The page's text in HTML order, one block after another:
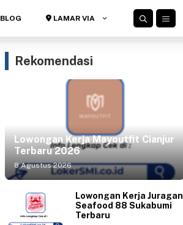
BLOG LAMAR VIA
Rekomendasi
Lowongan Kerja Mayoutfit Cianjur
Terbaru 2026
8 Agustus 2026
Lowongan Kerja Juragan
Seafood 88 Sukabumi
Terbaru